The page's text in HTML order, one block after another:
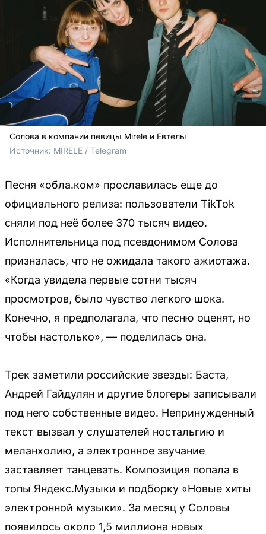
Солова в компании певицы Mirele и Евтелы
Источник: MIRELE / Telegram
Песня «обла.ком» прославилась еще до
официального релиза: пользователи TikTok
сняли под неё более 370 тысяч видео.
Исполнительница под псевдонимом Солова
призналась, что не ожидала такого ажиотажа.
«Когда увидела первые сотни тысяч
просмотров, было чувство легкого шока.
Конечно, я предполагала, что песню оценят, но
чтобы настолько», — поделилась она.
Трек заметили российские звезды: Баста,
Андрей Гайдулян и другие блогеры записывали
под него собственные видео. Непринужденный
текст вызвал у слушателей ностальгию и
меланхолию, а электронное звучание
заставляет танцевать. Композиция попала в
топы Яндекс.Музыки и подборку «Новые хиты
электронной музыки». За месяц у Соловы
появилось около 1,5 миллиона новых